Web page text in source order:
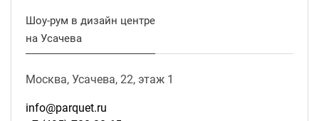
Шоу-рум в дизайн центре
на Усачева
Москва, Усачева, 22, этаж 1
info@parquet.ru